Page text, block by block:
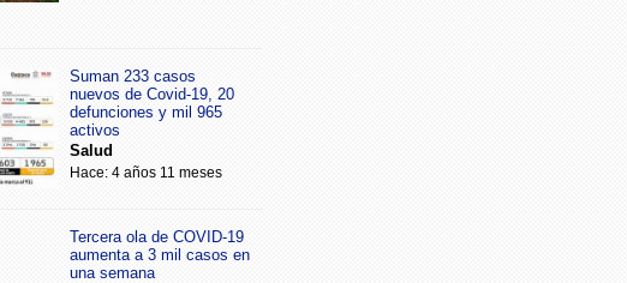
Suman 233 casos
nuevos de Covid-19, 20
defunciones y mil 965
activos
Salud
Hace: 4 años 11 meses
Tercera ola de COVID-19
aumenta a 3 mil casos en
una semana